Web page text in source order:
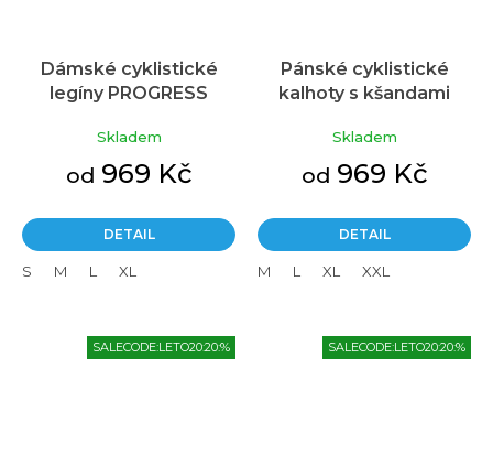
Dámské cyklistické
legíny PROGRESS
černé
Skladem
od 969 Kč
DETAIL
S M L XL
Pánské cyklistické
kalhoty s kšandami
Bib černé
Skladem
od 969 Kč
DETAIL
M L XL XXL
SALECODE:LETO20:20:% SALECODE:LETO20:20:%